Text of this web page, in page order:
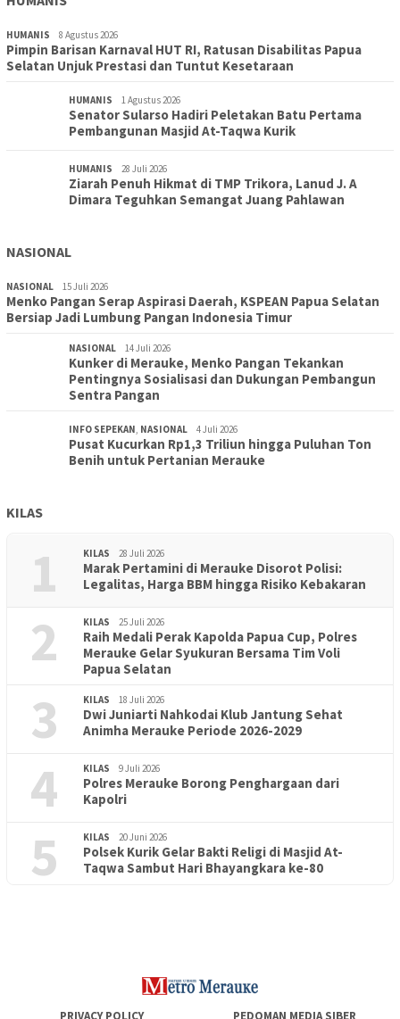
HUMANIS 8 Agustus 2026
Pimpin Barisan Karnaval HUT RI, Ratusan Disabilitas Papua
Selatan Unjuk Prestasi dan Tuntut Kesetaraan
HUMANIS 1 Agustus 2026
Senator Sularso Hadiri Peletakan Batu Pertama
Pembangunan Masjid At-Taqwa Kurik
HUMANIS 28 Juli 2026
Ziarah Penuh Hikmat di TMP Trikora, Lanud J. A
Dimara Teguhkan Semangat Juang Pahlawan
NASIONAL
NASIONAL 15 Juli 2026
Menko Pangan Serap Aspirasi Daerah, KSPEAN Papua Selatan
Bersiap Jadi Lumbung Pangan Indonesia Timur
NASIONAL 14 Juli 2026
Kunker di Merauke, Menko Pangan Tekankan
Pentingnya Sosialisasi dan Dukungan Pembangun
Sentra Pangan
INFO SEPEKAN NASIONAL 4 Juli 2026
Pusat Kucurkan Rp1,3 Triliun hingga Puluhan Ton
Benih untuk Pertanian Merauke
KILAS
1 KILAS 28 Juli 2026
Marak Pertamini di Merauke Disorot Polisi:
Legalitas, Harga BBM hingga Risiko Kebakaran
2 KILAS 25 Juli 2026
Raih Medali Perak Kapolda Papua Cup, Polres
Merauke Gelar Syukuran Bersama Tim Voli
Papua Selatan
3 KILAS 18 Juli 2026
Dwi Juniarti Nahkodai Klub Jantung Sehat
Animha Merauke Periode 2026-2029
4 KILAS 9 Juli 2026
Polres Merauke Borong Penghargaan dari
Kapolri
5 KILAS 20 Juni 2026
Polsek Kurik Gelar Bakti Religi di Masjid At-
Taqwa Sambut Hari Bhayangkara ke-80
PENDIDIKAN 18 Juni 2026
Lepas Puluhan Peserta Didik, TK Yapis 2 Merauke Siapkan
PRIVACY POLICY PEDOMAN MEDIA SIBER